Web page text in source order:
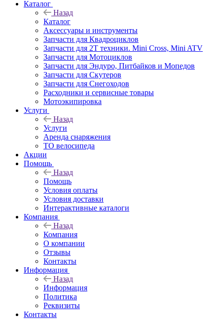
Каталог
Назад
Каталог
Аксессуары и инструменты
Запчасти для Квадроциклов
Запчасти для 2T техники. Mini Cross, Mini ATV
Запчасти для Мотоциклов
Запчасти для Эндуро, Питбайков и Мопедов
Запчасти для Скутеров
Запчасти для Снегоходов
Расходники и сервисные товары
Мотоэкипировка
Услуги
Назад
Услуги
Аренда снаряжения
ТО велосипеда
Акции
Помощь
Назад
Помощь
Условия оплаты
Условия доставки
Интерактивные каталоги
Компания
Назад
Компания
О компании
Отзывы
Контакты
Информация
Назад
Информация
Политика
Реквизиты
Контакты